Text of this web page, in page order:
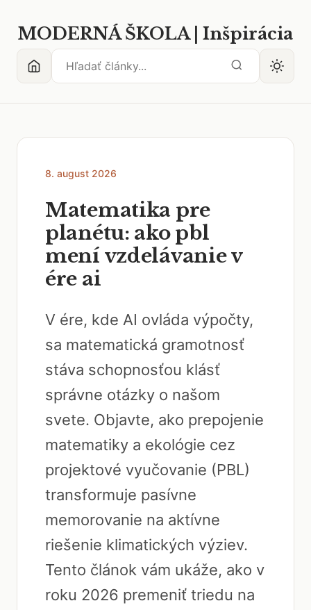
MODERNÁ ŠKOLA | Inšpirácia
8. august 2026
Matematika pre
planétu: ako pbl
mení vzdelávanie v
ére ai
V ére, kde AI ovláda výpočty,
sa matematická gramotnosť
stáva schopnosťou klásť
správne otázky o našom
svete. Objavte, ako prepojenie
matematiky a ekológie cez
projektové vyučovanie (PBL)
transformuje pasívne
memorovanie na aktívne
riešenie klimatických výziev.
Tento článok vám ukáže, ako v
roku 2026 premeniť triedu na